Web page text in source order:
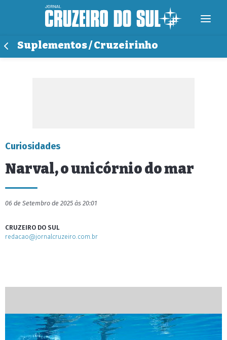
Suplementos / Cruzeirinho
Curiosidades
Narval, o unicórnio do mar
06 de Setembro de 2025 às 20:01
CRUZEIRO DO SUL
redacao@jornalcruzeiro.com.br